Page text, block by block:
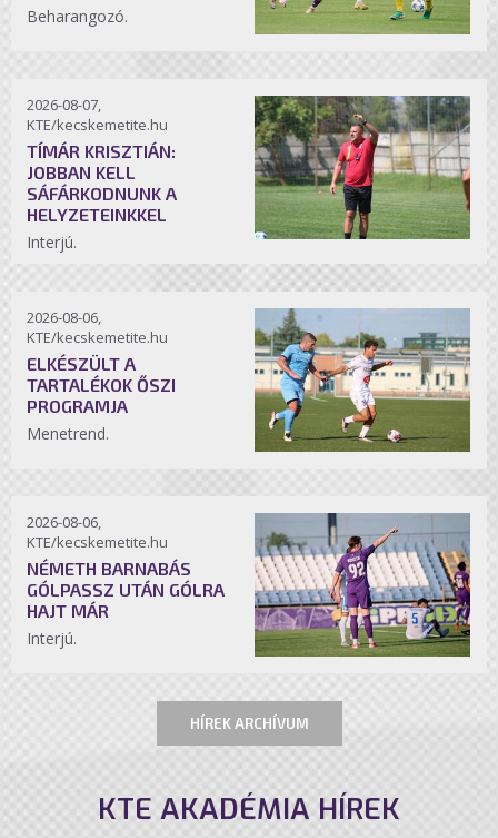
Beharangozó.
2026-08-07,
KTE/kecskemetite.hu
TÍMÁR KRISZTIÁN:
JOBBAN KELL
SÁFÁRKODNUNK A
HELYZETEINKKEL
Interjú.
2026-08-06,
KTE/kecskemetite.hu
ELKÉSZÜLT A
TARTALÉKOK ŐSZI
PROGRAMJA
Menetrend.
2026-08-06,
KTE/kecskemetite.hu
NÉMETH BARNABÁS
GÓLPASSZ UTÁN GÓLRA
HAJT MÁR
Interjú.
HÍREK ARCHÍVUM
KTE AKADÉMIA HÍREK